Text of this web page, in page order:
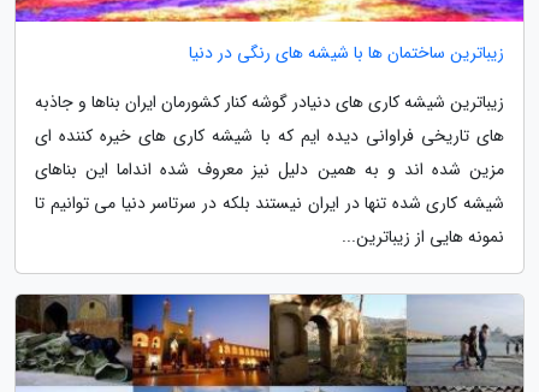
زیباترین ساختمان ها با شیشه های رنگی در دنیا
زیباترین شیشه کاری های دنیادر گوشه کنار کشورمان ایران بناها و جاذبه
های تاریخی فراوانی دیده ایم که با شیشه کاری های خیره کننده ای
مزین شده اند و به همین دلیل نیز معروف شده انداما این بناهای
شیشه کاری شده تنها در ایران نیستند بلکه در سرتاسر دنیا می توانیم تا
نمونه هایی از زیباترین...